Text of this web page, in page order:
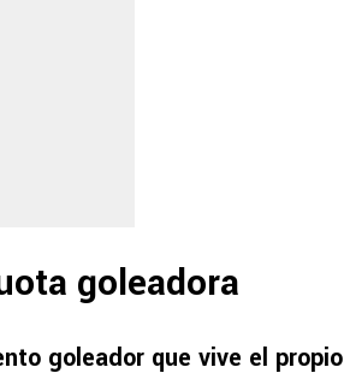
goleadora
goleador que vive el propio